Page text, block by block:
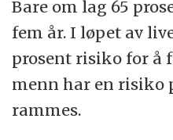
Bare om lag 65
fem år. I løpet av
prosent risiko for å
menn har en risiko
rammes.